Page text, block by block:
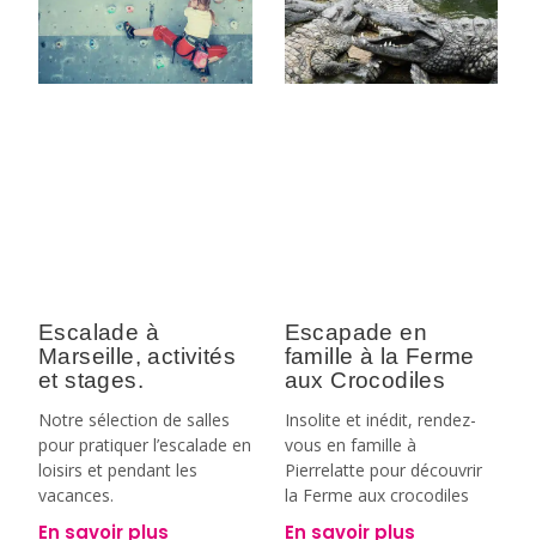
Escalade à
Marseille, activités
et stages.
Notre sélection de salles
pour pratiquer l’escalade en
loisirs et pendant les
vacances.
En savoir plus
Escapade en
famille à la Ferme
aux Crocodiles
Insolite et inédit, rendez-
vous en famille à
Pierrelatte pour découvrir
la Ferme aux crocodiles
En savoir plus